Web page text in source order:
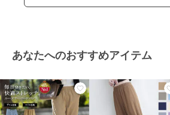
あなたへのおすすめアイテム